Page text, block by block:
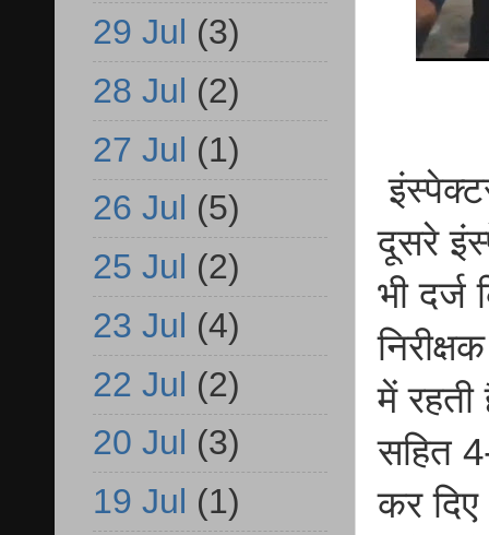
दूसरे
भी दर्ज
में
सहित
कर
29 Jul (3)
28 Jul (2)
27 Jul (1)
26 Jul (5)
25 Jul (2)
23 Jul (4)
22 Jul (2)
20 Jul (3)
19 Jul (1)